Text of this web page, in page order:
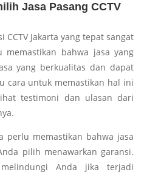
Jasa Pasang CCTV
Jakarta yang tepat sangat
memastikan bahwa jasa yang
yang berkualitas dan dapat
cara untuk memastikan hal ini
testimoni dan ulasan dari
perlu memastikan bahwa jasa
pilih menawarkan garansi.
Anda jika terjadi